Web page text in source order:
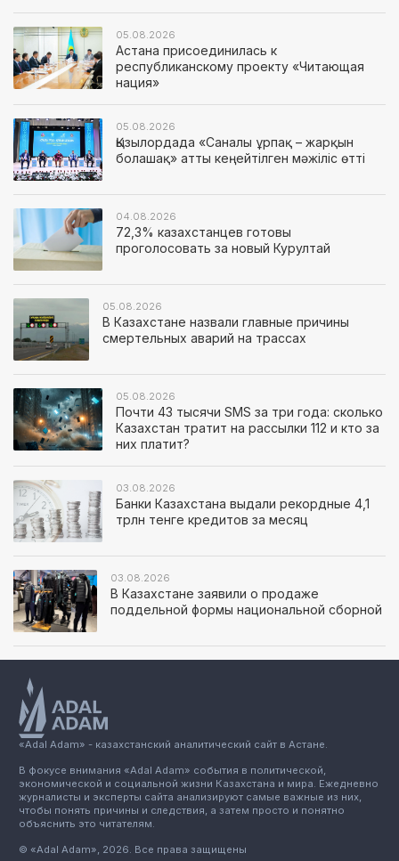
05.08.2026
Астана присоединилась к
республиканскому проекту «Читающая
нация»
05.08.2026
Қызылордада «Саналы ұрпақ – жарқын
болашақ» атты кеңейтілген мәжіліс өтті
04.08.2026
72,3% казахстанцев готовы
проголосовать за новый Курултай
05.08.2026
В Казахстане назвали главные причины
смертельных аварий на трассах
05.08.2026
Почти 43 тысячи SMS за три года: сколько
Казахстан тратит на рассылки 112 и кто за
них платит?
03.08.2026
Банки Казахстана выдали рекордные 4,1
трлн тенге кредитов за месяц
03.08.2026
В Казахстане заявили о продаже
поддельной формы национальной сборной
«Adal Adam» - казахстанский аналитический сайт в Астане.
В фокусе внимания «Adal Adam» события в политической,
экономической и социальной жизни Казахстана и мира. Ежедневно
журналисты и эксперты сайта анализируют самые важные из них,
чтобы понять причины и следствия, а затем просто и понятно
объяснить это читателям.
© «Adal Adam», 2026. Все права защищены